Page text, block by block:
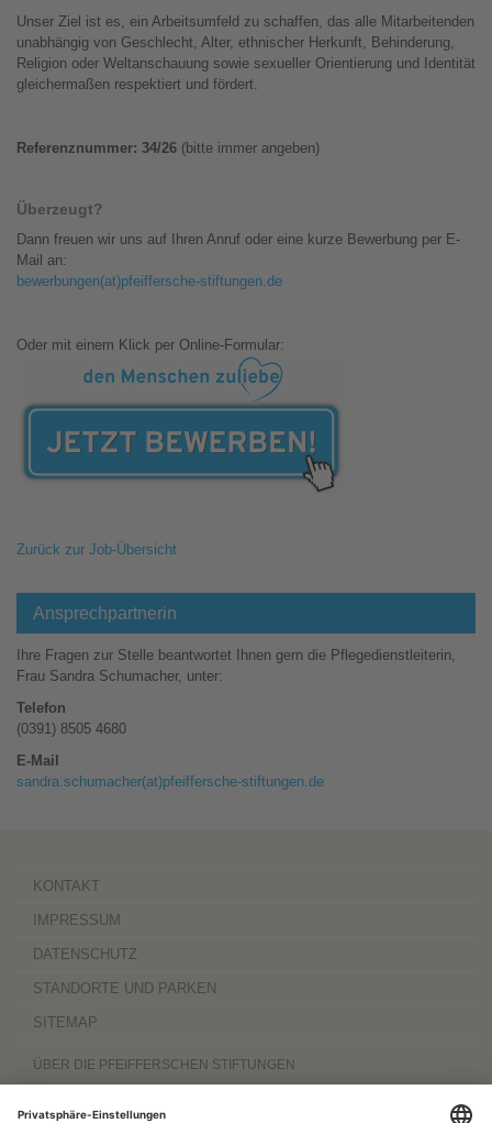
Unser Ziel ist es, ein Arbeitsumfeld zu schaffen, das alle Mitarbeitenden
unabhängig von Geschlecht, Alter, ethnischer Herkunft, Behinderung,
Religion oder Weltanschauung sowie sexueller Orientierung und Identität
gleichermaßen respektiert und fördert.
Referenznummer: 34/26 (bitte immer angeben)
Überzeugt?
Dann freuen wir uns auf Ihren Anruf oder eine kurze Bewerbung per E-
Mail an:
bewerbungen(at)pfeiffersche-stiftungen.de
Oder mit einem Klick per Online-Formular:
Zurück zur Job-Übersicht
Ansprechpartnerin
Ihre Fragen zur Stelle beantwortet Ihnen gern die Pflegedienstleiterin,
Frau Sandra Schumacher, unter:
Telefon
(0391) 8505 4680
E-Mail
sandra.schumacher(at)pfeiffersche-stiftungen.de
KONTAKT
IMPRESSUM
DATENSCHUTZ
STANDORTE UND PARKEN
SITEMAP
ÜBER DIE PFEIFFERSCHEN STIFTUNGEN
Komplexträger und bieten